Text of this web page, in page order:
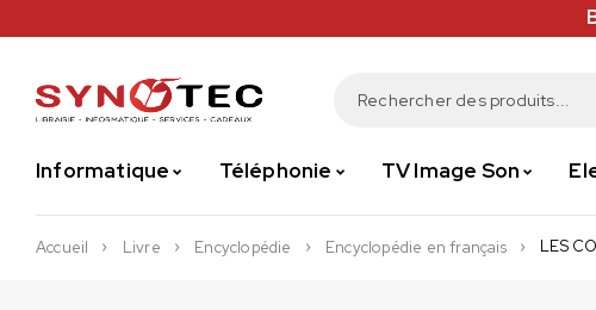
Informatique Téléphonie TV Image Son
Accueil Livre Encyclopédie Encyclopédie en français LES